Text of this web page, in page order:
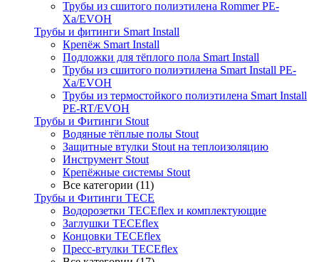
Трубы из сшитого полиэтилена Rommer PE-
Xa/EVOH
Трубы и фитинги Smart Install
Крепёж Smart Install
Подложки для тёплого пола Smart Install
Трубы из сшитого полиэтилена Smart Install PE-
Xa/EVOH
Трубы из термостойкого полиэтилена Smart Install
PE-RT/EVOH
Трубы и Фитинги Stout
Водяные тёплые полы Stout
Защитные втулки Stout на теплоизоляцию
Инструмент Stout
Крепёжные системы Stout
Все категории (11)
Трубы и Фитинги TECE
Водорозетки TECEflex и комплектующие
Заглушки TECEflex
Концовки TECEflex
Пресс-втулки TECEflex